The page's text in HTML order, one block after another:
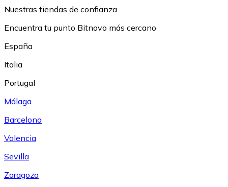
Nuestras tiendas de confianza
Encuentra tu punto Bitnovo más cercano
España
Italia
Portugal
Málaga
Barcelona
Valencia
Sevilla
Zaragoza